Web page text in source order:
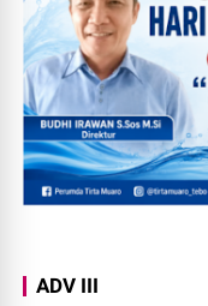
ADV III